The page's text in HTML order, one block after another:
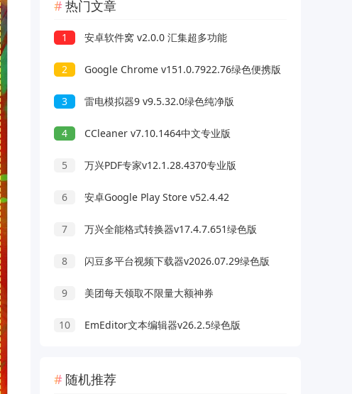
热门文章
1 安卓软件窝 v2.0.0 汇集超多功能
2 Google Chrome v151.0.7922.76绿色便携版
3 雷电模拟器9 v9.5.32.0绿色纯净版
4 CCleaner v7.10.1464中文专业版
5 万兴PDF专家v12.1.28.4370专业版
6 安卓Google Play Store v52.4.42
7 万兴全能格式转换器v17.4.7.651绿色版
8 闪豆多平台视频下载器v2026.07.29绿色版
9 美团每天领取不限量大额神券
10 EmEditor文本编辑器v26.2.5绿色版
随机推荐